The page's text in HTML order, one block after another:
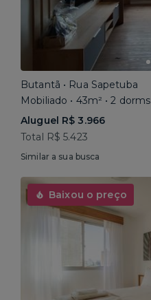
Butantã • Rua Sapetuba
Mobiliado • 43m² • 2 dorms
Aluguel R$ 3.966
Total R$ 5.423
Similar a sua busca
Baixou o preço